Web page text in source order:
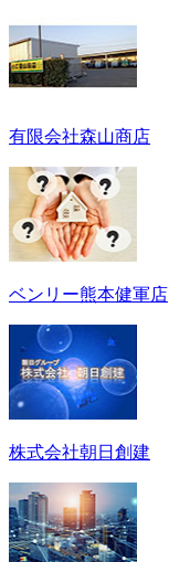
有限会社森山商店
ベンリー熊本健軍店
株式会社朝日創建